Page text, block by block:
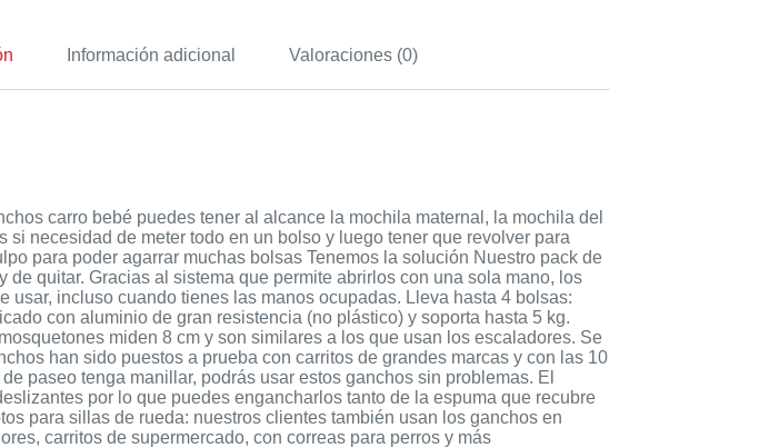
Información adicional Valoraciones (0)
carro bebé puedes tener al alcance la mochila maternal, la mochila del
necesidad de meter todo en un bolso y luego tener que revolver para
para poder agarrar muchas bolsas Tenemos la solución Nuestro pack de
de quitar. Gracias al sistema que permite abrirlos con una sola mano, los
usar, incluso cuando tienes las manos ocupadas. Lleva hasta 4 bolsas:
con aluminio de gran resistencia (no plástico) y soporta hasta 5 kg.
miden 8 cm y son similares a los que usan los escaladores. Se
han sido puestos a prueba con carritos de grandes marcas y con las 10
paseo tenga manillar, podrás usar estos ganchos sin problemas. El
por lo que puedes engancharlos tanto de la espuma que recubre
para sillas de rueda: nuestros clientes también usan los ganchos en
carritos de supermercado, con correas para perros y más